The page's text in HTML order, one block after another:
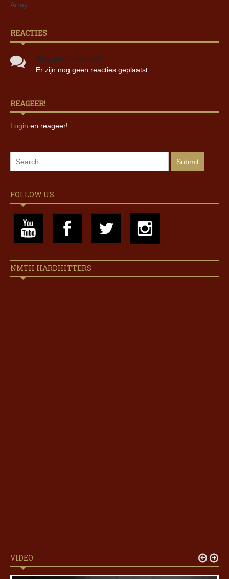
Array
REACTIES
Nog geen reacties!
Er zijn nog geen reacties geplaatst.
REAGEER!
Login en reageer!
FOLLOW US
NMTH HARDHITTERS
VIDEO  